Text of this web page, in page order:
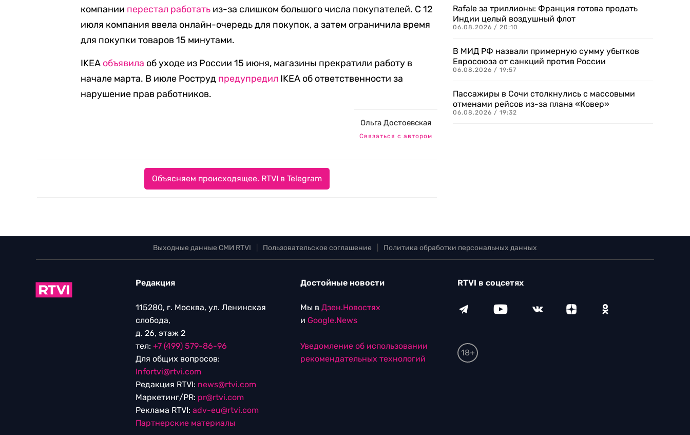
компании перестал работать из-за слишком большого числа покупателей. С 12
июля компания ввела онлайн-очередь для покупок, а затем ограничила время
для покупки товаров 15 минутами.
IKEA объявила об уходе из России 15 июня, магазины прекратили работу в
начале марта. В июле Роструд предупредил IKEA об ответственности за
нарушение прав работников.
Ольга Достоевская
Связаться с автором
Объясняем происходящее. RTVI в Telegram
Rafale за триллионы: Франция готова продать
Индии целый воздушный флот
06.08.2026 / 20:10
В МИД РФ назвали примерную сумму убытков
Евросоюза от санкций против России
06.08.2026 / 19:57
Пассажиры в Сочи столкнулись с массовыми
отменами рейсов из-за плана «Ковер»
06.08.2026 / 19:32
Выходные данные СМИ RTVI Пользовательское соглашение Политика обработки персональных данных
Редакция
115280, г. Москва, ул. Ленинская
слобода,
д. 26, этаж 2
тел: +7 (499) 579-86-96
Для общих вопросов:
Infortvi@rtvi.com
Редакция RTVI: news@rtvi.com
Маркетинг/PR: pr@rtvi.com
Реклама RTVI: adv-eu@rtvi.com
Партнерские материалы
Достойные новости
Мы в Дзен.Новостях
и Google.News
Уведомление об использовании
рекомендательных технологий
RTVI в соцсетях
18+